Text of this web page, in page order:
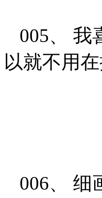
005、 我
以就不用
006、 细